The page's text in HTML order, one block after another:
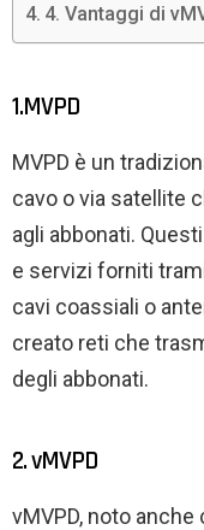
4. Vantaggi di
1.MVPD
MVPD è un
cavo o via satellite
agli abbonati.
e servizi forniti
cavi coassiali o
creato reti che
degli abbonati.
2. vMVPD
vMVPD, noto